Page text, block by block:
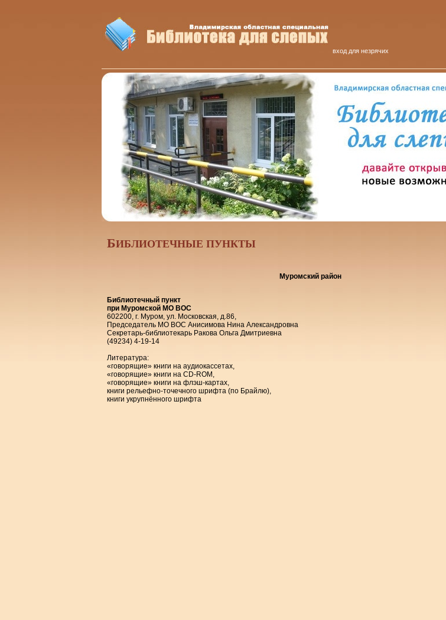
вход для незрячих
БИБЛИОТЕЧНЫЕ ПУНКТЫ
Муромский район
Библиотечный пункт
при Муромской МО ВОС
602200, г. Муром, ул. Московская, д.86,
Председатель МО ВОС Анисимова Нина Александровна
Секретарь-библиотекарь Ракова Ольга Дмитриевна
(49234) 4-19-14
Литература:
«говорящие» книги на аудиокассетах,
«говорящие» книги на CD-ROM,
«говорящие» книги на флэш-картах,
книги рельефно-точечного шрифта (по Брайлю),
книги укрупнённого шрифта